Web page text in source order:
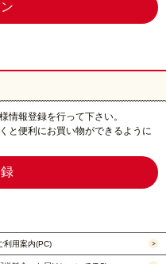
情報登録を行って下さい。
と便利にお買い物ができるように
利用案内(PC)